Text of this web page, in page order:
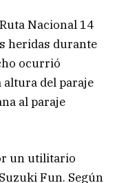
Nacional 14
heridas durante
ocurrió
altura del paraje
al paraje
un utilitario
Fun. Según